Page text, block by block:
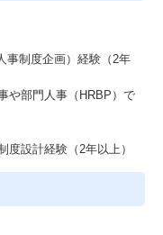
事制度企画）経験（2年
や部門人事（HRBP）で
設計経験（2年以上）